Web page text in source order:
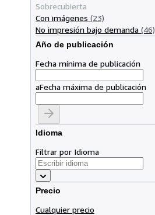
Sobrecubierta
Con imágenes (23)
No impresión bajo demanda (46)
Año de publicación
Fecha mínima de publicación
aFecha máxima de publicación
Idioma
Filtrar por Idioma
Precio
Cualquier precio